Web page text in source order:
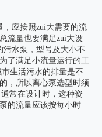
，应按照zui大需要的流
流量也要满足zui大设
污水泵，型号及大小不
了满足小流量运行的工
生活污水的排量是不
，所以离心泵选型时须
常在设计时，这种资
的流量应该按每小时